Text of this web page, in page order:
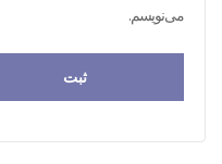
می‌نویسم.